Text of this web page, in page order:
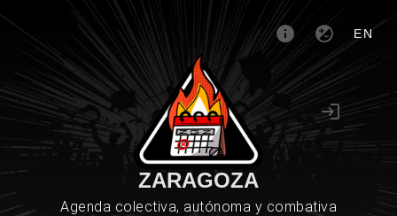
EN
ZARAGOZA
Agenda colectiva, autónoma y combativa